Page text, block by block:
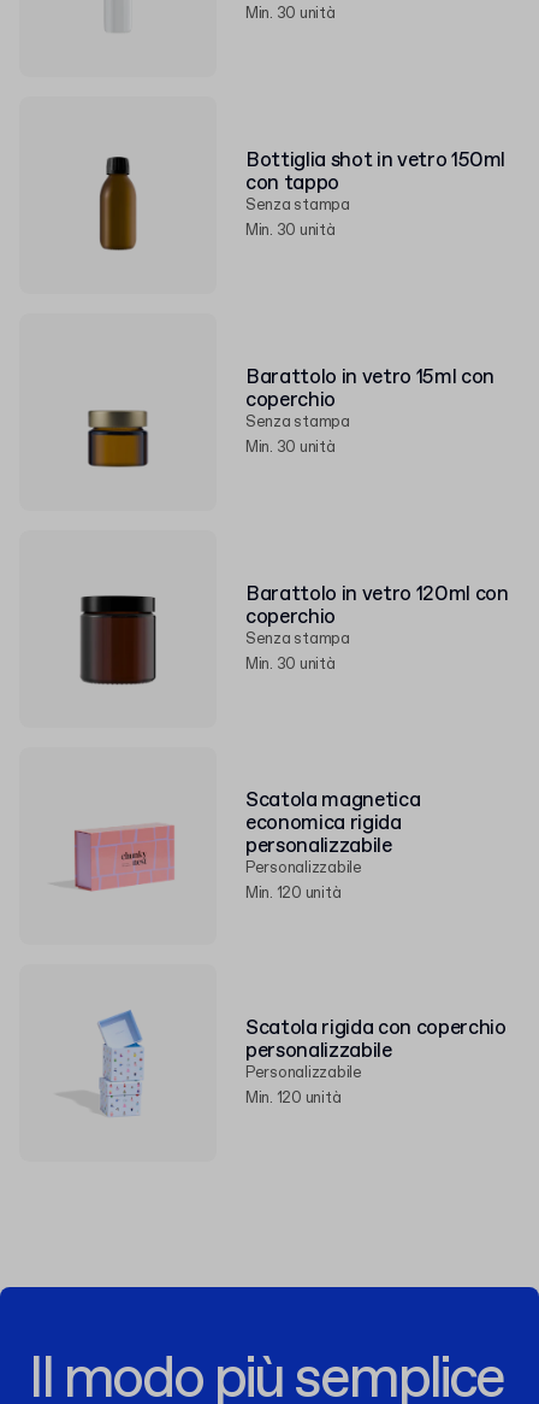
Min. 30 unità
Bottiglia shot in vetro 150ml
con tappo
Senza stampa
Min. 30 unità
Barattolo in vetro 15ml con
coperchio
Senza stampa
Min. 30 unità
Barattolo in vetro 120ml con
coperchio
Senza stampa
Min. 30 unità
Scatola magnetica
economica rigida
personalizzabile
Personalizzabile
Min. 120 unità
Scatola rigida con coperchio
personalizzabile
Personalizzabile
Min. 120 unità
Il modo più semplice